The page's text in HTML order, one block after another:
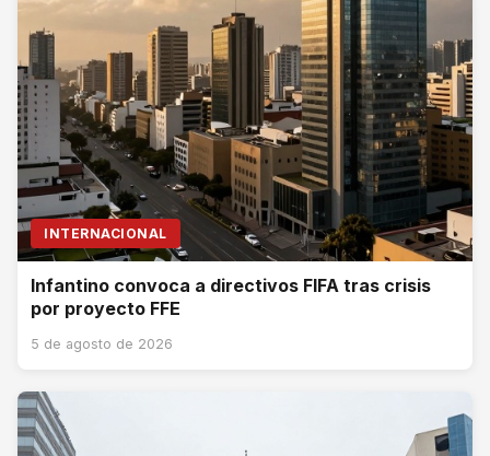
INTERNACIONAL
Infantino convoca a directivos FIFA tras crisis
por proyecto FFE
5 de agosto de 2026